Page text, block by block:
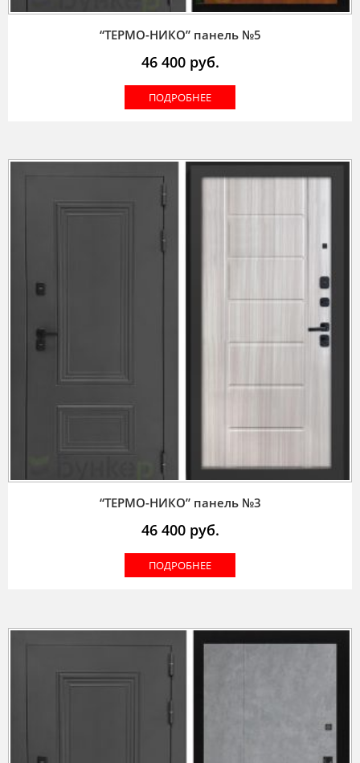
“ТЕРМО-НИКО” панель №5
46 400руб.
ПОДРОБНЕЕ
“ТЕРМО-НИКО” панель №3
46 400руб.
ПОДРОБНЕЕ